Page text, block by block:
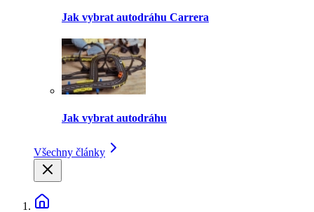
Jak vybrat autodráhu Carrera
Jak vybrat autodráhu
Všechny články